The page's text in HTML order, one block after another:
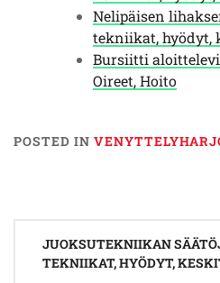
Nelipäisen
tekniikat, hyödyt,
Bursiitti
Oireet, Hoito
POSTED IN
navigation
JUOKSUTEKNIIKAN
TEKNIIKAT, HYÖDYT,